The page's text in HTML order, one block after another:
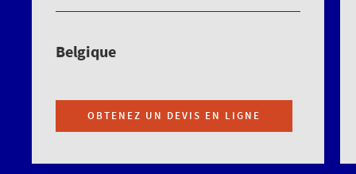
Belgique
OBTENEZ UN DEVIS EN LIGNE